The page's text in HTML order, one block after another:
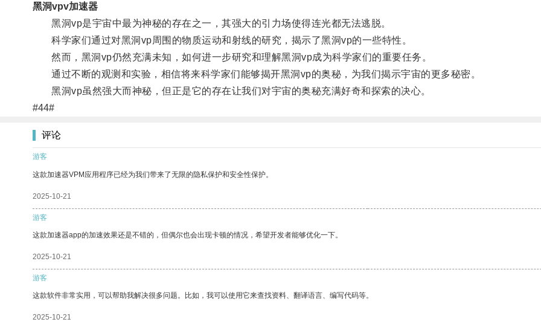
黑洞vpv加速器
黑洞vp是宇宙中最为神秘的存在之一，其强大的引力场使得连光都无法逃脱。
科学家们通过对黑洞vp周围的物质运动和射线的研究，揭示了黑洞vp的一些特性。
然而，黑洞vp仍然充满未知，如何进一步研究和理解黑洞vp成为科学家们的重要任务。
通过不断的观测和实验，相信将来科学家们能够揭开黑洞vp的奥秘，为我们揭示宇宙的更多秘密。
黑洞vp虽然强大而神秘，但正是它的存在让我们对宇宙的奥秘充满好奇和探索的决心。
#44#
评论
游客
这款加速器VPM应用程序已经为我们带来了无限的隐私保护和安全性保护。
2025-10-21
游客
这款加速器app的加速效果还是不错的，但偶尔也会出现卡顿的情况，希望开发者能够优化一下。
2025-10-21
游客
这款软件非常实用，可以帮助我解决很多问题。比如，我可以使用它来查找资料、翻译语言、编写代码等。
2025-10-21